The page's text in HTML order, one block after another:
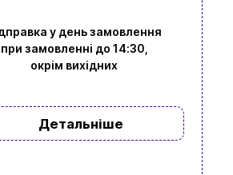
у день замовлення
при замовленні до 14:30,
окрім вихідних
Детальніше